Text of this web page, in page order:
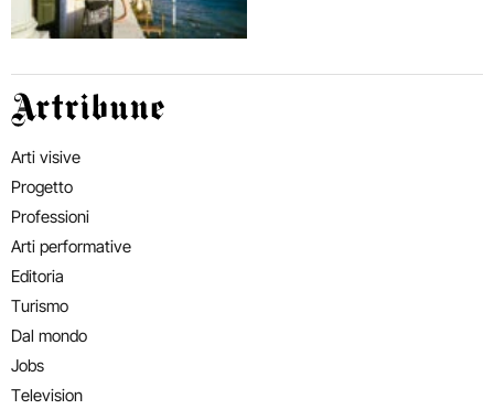
Artribune
Arti visive
Progetto
Professioni
Arti performative
Editoria
Turismo
Dal mondo
Jobs
Television